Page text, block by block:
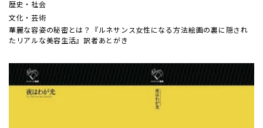
歴史・社会
文化・芸術
華麗な容姿の秘密とは？『ルネサンス女性になる方法――絵画の裏に隠され
たリアルな美容生活』訳者あとがき